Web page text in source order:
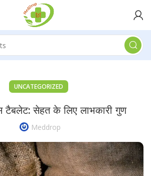
UNCATEGORIZED
टैबलेट: सेहत के लिए लाभकारी गुण
Meddrop